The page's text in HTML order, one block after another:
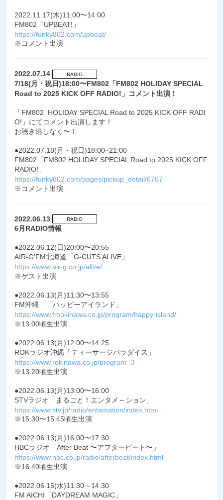
2022.11.17(木)11:00〜14:00
FM802「UPBEAT!」
https://funky802.com/upbeat/
※コメント出演
2022.07.14 RADIO
7/18(月・祝日)18:00〜FM802「FM802 HOLIDAY SPECIAL
Road to 2025 KICK OFF RADIO!」コメント出演！
「FM802 HOLIDAY SPECIAL Road to 2025 KICK OFF RADI
O!」にてコメント出演します！
お聴き逃しなく〜！
●2022.07.18(月・祝日)18:00~21:00
FM802「FM802 HOLIDAY SPECIAL Road to 2025 KICK OFF
RADIO!」
https://funky802.com/pages/pickup_detail/6707
※コメント出演
2022.06.13 RADIO
6月RADIO情報
●2022.06.12(日)20:00〜20:55
AIR-G'FM北海道「G-CUTS ALIVE」
https://www.air-g.co.jp/alive/
※ゲスト出演
●2022.06.13(月)11:30〜13:55
FM沖縄 「ハッピーアイランド」
https://www.fmokinawa.co.jp/program/happy-island/
※13:00頃生出演
●2022.06.13(月)12:00〜14:25
ROKラジオ沖縄「ティーサージパラダイス」
https://www.rokinawa.co.jp/program_3
※13:20頃生出演
●2022.06.13(月)13:00〜16:00
STVラジオ「まるごと！エンタメ～ション」
https://www.stv.jp/radio/entamation/index.html
※15:30〜15:45頃生出演
●2022.06.13(月)16:00〜17:30
HBCラジオ「After Beat 〜アフタービート〜」
https://www.hbc.co.jp/radio/afterbeat/index.html
※16:40頃生出演
●2022.06.15(水)11:30～14:30
FM AICHI「DAYDREAM MAGIC」